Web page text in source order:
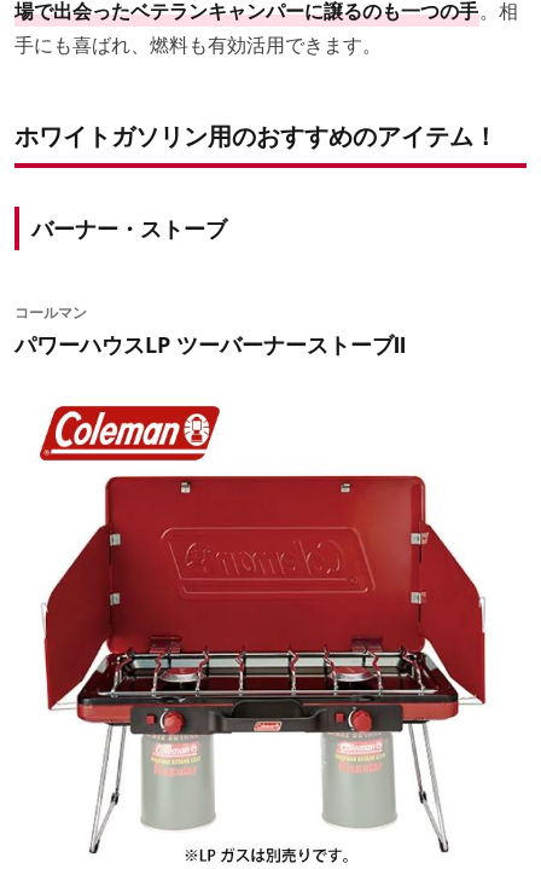
場で出会ったベテランキャンパーに譲るのも一つの手。相
手にも喜ばれ、燃料も有効活用できます。
ホワイトガソリン用のおすすめのアイテム！
バーナー・ストーブ
コールマン
パワーハウスLP ツーバーナーストーブⅡ